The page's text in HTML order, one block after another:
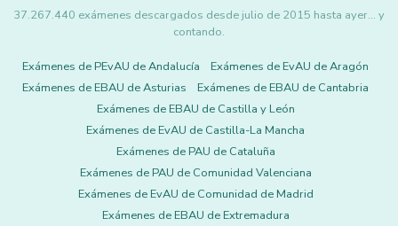
37.267.440 exámenes descargados desde julio de 2015 hasta ayer... y
contando.
Exámenes de PEvAU de Andalucía
Exámenes de EvAU de Aragón
Exámenes de EBAU de Asturias
Exámenes de EBAU de Cantabria
Exámenes de EBAU de Castilla y León
Exámenes de EvAU de Castilla-La Mancha
Exámenes de PAU de Cataluña
Exámenes de PAU de Comunidad Valenciana
Exámenes de EvAU de Comunidad de Madrid
Exámenes de EBAU de Extremadura